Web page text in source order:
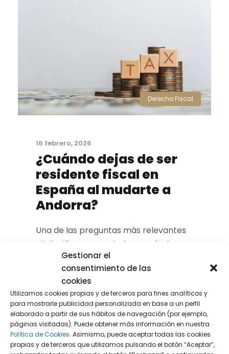
Gestionar el
consentimiento de las
cookies
Utilizamos cookies propias y de terceros para fines analíticos y
para mostrarle publicidad personalizada en base a un perfil
elaborado a partir de sus hábitos de navegación (por ejemplo,
páginas visitadas). Puede obtener más información en nuestra
Política de Cookies. Asimismo, puede aceptar todas las cookies
propias y de terceros que utilizamos pulsando el botón “Aceptar”,
Derecho Fiscal
16 febrero, 2026
¿Cuándo dejas de ser
residente fiscal en
España al mudarte a
Andorra?
Una de las preguntas más relevantes
al planificar un traslado es cuándo
dejas de ser residente fiscal en España
al mudarte a Andorra. La respuesta no
depende de “darte de alta” en Andorra
o de cambiar una dirección, sino de si,
en el año natural, dejas de cumplir los
criterios de residencia fiscal en
España...